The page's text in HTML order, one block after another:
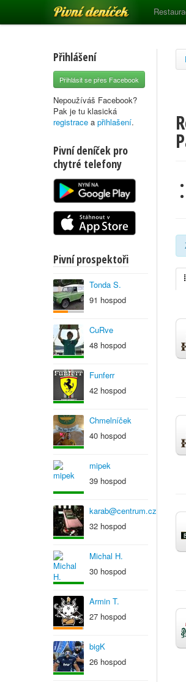
Pivní deníček
Přihlášení
Přihlásit se přes Facebook
Nepoužíváš Facebook?
Pak je tu klasická
registrace a přihlašení.
Pivní deníček pro
chytré telefony
Pivní prospektoři
Tonda S.
91 hospod
CuRve
48 hospod
Funferr
42 hospod
Chmelníček
40 hospod
mipek
39 hospod
karab@centrum.cz
32 hospod
Michal H.
30 hospod
Armin T.
27 hospod
bigK
26 hospod